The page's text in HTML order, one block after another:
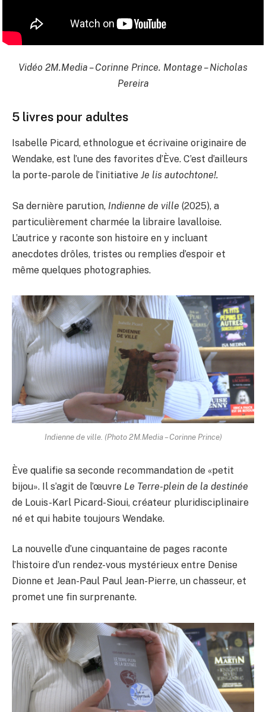
Vidéo 2M.Media – Corinne Prince. Montage – Nicholas
Pereira
5 livres pour adultes
Isabelle Picard, ethnologue et écrivaine originaire de
Wendake, est l’une des favorites d’Ève. C’est d’ailleurs
la porte-parole de l’initiative Je lis autochtone!.
Sa dernière parution, Indienne de ville (2025), a
particulièrement charmée la libraire lavalloise.
L’autrice y raconte son histoire en y incluant
anecdotes drôles, tristes ou remplies d’espoir et
même quelques photographies.
Indienne de ville. (Photo 2M.Media – Corinne Prince)
Ève qualifie sa seconde recommandation de «petit
bijou». Il s’agit de l’œuvre Le Terre-plein de la destinée
de Louis-Karl Picard-Sioui, créateur pluridisciplinaire
né et qui habite toujours Wendake.
La nouvelle d’une cinquantaine de pages raconte
l’histoire d’un rendez-vous mystérieux entre Denise
Dionne et Jean-Paul Paul Jean-Pierre, un chasseur, et
promet une fin surprenante.